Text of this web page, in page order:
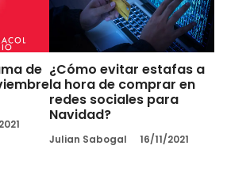
de ¿Cómo evitar estafas a
la hora de comprar en
redes sociales para
Navidad?
Julian Sabogal 16/11/2021